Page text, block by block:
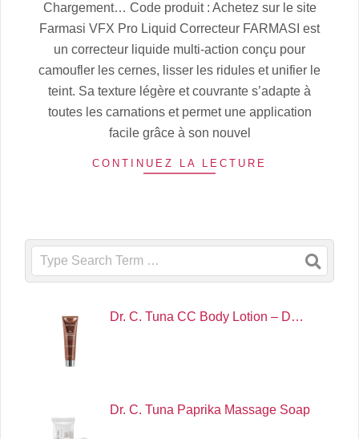
07-
04
Chargement… Code produit : Achetez sur le site
Farmasi VFX Pro Liquid Correcteur FARMASI est
un correcteur liquide multi-action conçu pour
camoufler les cernes, lisser les ridules et unifier le
teint. Sa texture légère et couvrante s’adapte à
toutes les carnations et permet une application
facile grâce à son nouvel
CONTINUEZ LA LECTURE
Search
Dr. C. Tuna CC Body Lotion – D…
Dr. C. Tuna Paprika Massage Soap